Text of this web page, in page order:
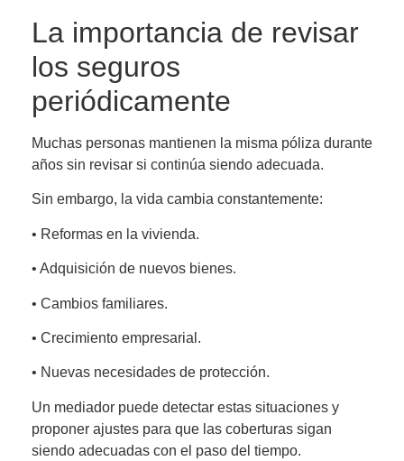
La importancia de revisar
los seguros
periódicamente
Muchas personas mantienen la misma póliza durante
años sin revisar si continúa siendo adecuada.
Sin embargo, la vida cambia constantemente:
• Reformas en la vivienda.
• Adquisición de nuevos bienes.
• Cambios familiares.
• Crecimiento empresarial.
• Nuevas necesidades de protección.
Un mediador puede detectar estas situaciones y
proponer ajustes para que las coberturas sigan
siendo adecuadas con el paso del tiempo.